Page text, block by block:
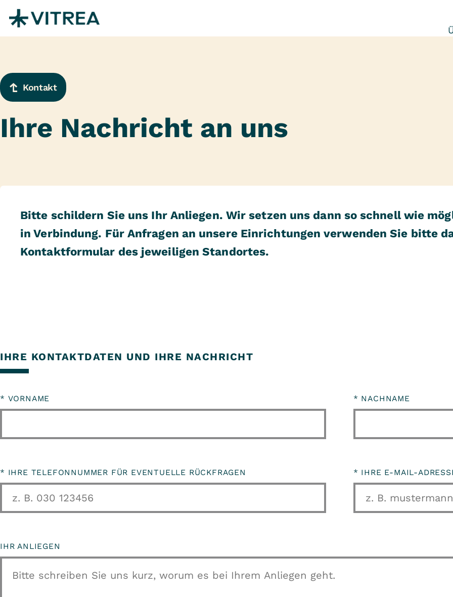
Kontakt
Ihre Nachricht an uns
Bitte schildern Sie uns Ihr Anliegen. Wir setzen uns dann so schnell wie
in Verbindung. Für Anfragen an unsere Einrichtungen verwenden Sie bitte
Kontaktformular des jeweiligen Standortes.
IHRE KONTAKTDATEN UND IHRE NACHRICHT
* VORNAME * NACHNAME
* IHRE TELEFONNUMMER FÜR EVENTUELLE RÜCKFRAGEN * IHRE E-MAIL-
IHR ANLIEGEN